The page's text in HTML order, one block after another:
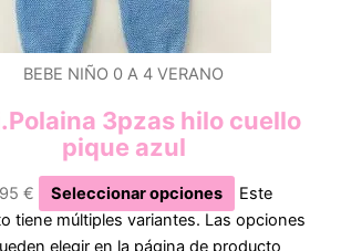
BEBE NIÑO 0 A 4 VERANO
3pzas hilo cuello
pique azul
€ Seleccionar opciones
Este
tiene múltiples variantes. Las opciones
elegir en la página de producto